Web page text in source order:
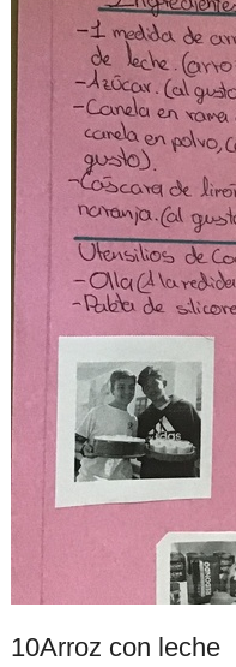
10Arroz con leche